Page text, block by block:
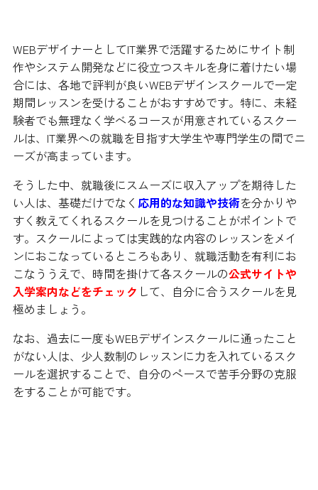
WEBデザイナーとしてIT業界で活躍するためにサイト制
作やシステム開発などに役立つスキルを身に着けたい場
合には、各地で評判が良いWEBデザインスクールで一定
期間レッスンを受けることがおすすめです。特に、未経
験者でも無理なく学べるコースが用意されているスクー
ルは、IT業界への就職を目指す大学生や専門学生の間でニ
ーズが高まっています。
そうした中、就職後にスムーズに収入アップを期待した
い人は、基礎だけでなく 応用的な知識や技術を分かりや
すく教えてくれるスクールを見つけることがポイントで
す。スクールによっては実践的な内容のレッスンをメイ
ンにおこなっているところもあり、就職活動を有利にお
こなううえで、時間を掛けて各スクールの公式サイトや
入学案内などをチェック して、自分に合うスクールを見
極めましょう。
なお、過去に一度もWEBデザインスクールに通ったこと
がない人は、少人数制のレッスンに力を入れているスク
ールを選択することで、自分のペースで苦手分野の克服
をすることが可能です。